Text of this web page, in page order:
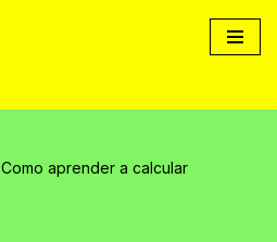
Como aprender a calcular